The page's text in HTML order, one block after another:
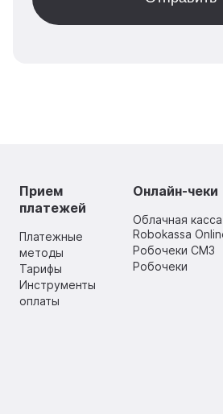
Прием
платежей
Платежные
методы
Тарифы
Инструменты
оплаты
Онлайн-чеки
Облачная касса
Robokassa
Робочеки СМЗ
Робочеки